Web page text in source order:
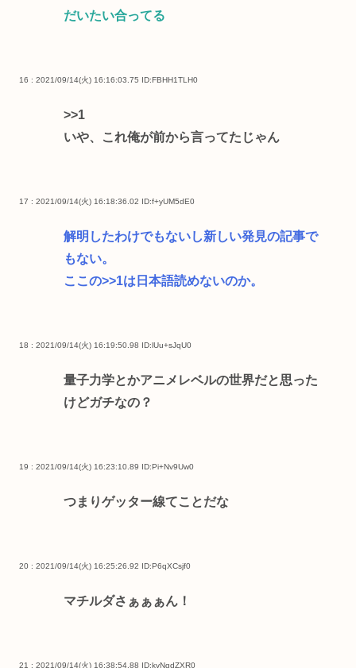
だいたい合ってる
16 : 2021/09/14(火) 16:16:03.75 ID:FBHH1TLH0
>>1
いや、これ俺が前から言ってたじゃん
17 : 2021/09/14(火) 16:18:36.02 ID:f+yUM5dE0
解明したわけでもないし新しい発見の記事で
もない。
ここの>>1は日本語読めないのか。
18 : 2021/09/14(火) 16:19:50.98 ID:lUu+sJqU0
量子力学とかアニメレベルの世界だと思った
けどガチなの？
19 : 2021/09/14(火) 16:23:10.89 ID:Pi+Nv9Uw0
つまりゲッター線てことだな
20 : 2021/09/14(火) 16:25:26.92 ID:P6qXCsjf0
マチルダさぁぁぁん！
21 : 2021/09/14(火) 16:38:54.88 ID:kvNgdZXR0